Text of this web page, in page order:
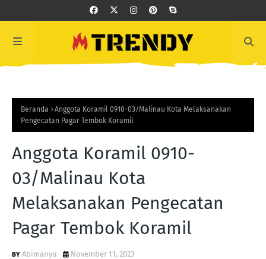
Beranda
Anggota Koramil 0910-03/Malinau Kota Melaksanakan
Pengecatan Pagar Tembok Koramil
Anggota Koramil 0910-
03/Malinau Kota
Melaksanakan Pengecatan
Pagar Tembok Koramil
Abimanyu November 11, 2023